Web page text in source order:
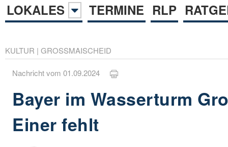
LOKALES
TERMINE RLP
KULTUR | GROSSMAISCHEID
Nachricht vom 01.09.2024
Bayer im Wasserturm
Einer fehlt